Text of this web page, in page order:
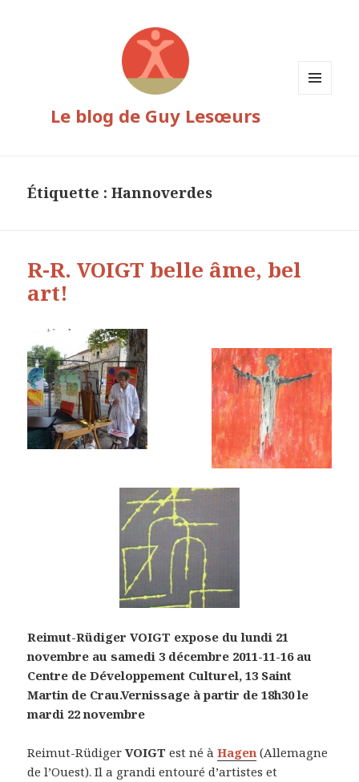
Le blog de Guy Lesœurs
Étiquette :Hannoverdes
R-R. VOIGT belle âme, bel
art!
Reimut-Rüdiger VOIGT expose du lundi 21
novembre au samedi 3 décembre 2011-11-16 au
Centre de Développement Culturel, 13 Saint
Martin de Crau.Vernissage à partir de 18h30 le
mardi 22 novembre
Reimut-RüdigerVOIGT est né à Hagen (Allemagne
de l’Ouest). Il a grandi entouré d’artistes et